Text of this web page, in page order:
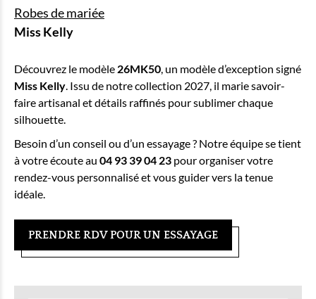
Robes de mariée
Miss Kelly
Découvrez le modèle 26MK50, un modèle d’exception signé
Miss Kelly. Issu de notre collection 2027, il marie savoir-
faire artisanal et détails raffinés pour sublimer chaque
silhouette.
Besoin d’un conseil ou d’un essayage ? Notre équipe se tient
à votre écoute au 04 93 39 04 23 pour organiser votre
rendez-vous personnalisé et vous guider vers la tenue
idéale.
PRENDRE RDV POUR UN ESSAYAGE